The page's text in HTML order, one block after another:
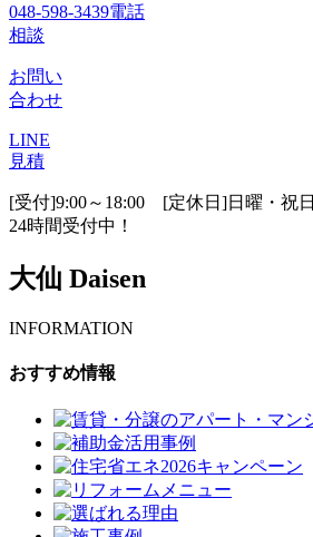
048-598-3439電話
相談
お問い
合わせ
LINE
見積
[受付]9:00～18:00 [定休日]日曜・祝日
24時間受付中！
大仙 Daisen
INFORMATION
おすすめ情報